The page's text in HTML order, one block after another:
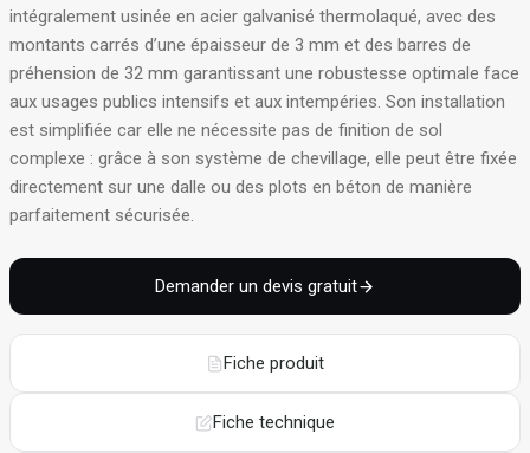
intégralement usinée en acier galvanisé thermolaqué, avec des
montants carrés d’une épaisseur de 3 mm et des barres de
préhension de 32 mm garantissant une robustesse optimale face
aux usages publics intensifs et aux intempéries. Son installation
est simplifiée car elle ne nécessite pas de finition de sol
complexe : grâce à son système de chevillage, elle peut être fixée
directement sur une dalle ou des plots en béton de manière
parfaitement sécurisée.
Demander un devis gratuit
Fiche produit
Fiche technique